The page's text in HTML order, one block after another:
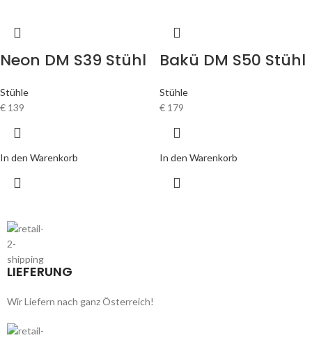
Neon DM S39 Stühl
Stühle
€ 139
In den Warenkorb
Bakü DM S50 Stühl
Stühle
€ 179
In den Warenkorb
LIEFERUNG
Wir Liefern nach ganz Österreich!